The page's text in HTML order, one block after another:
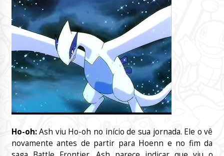
Ho-oh:Ash viu Ho-oh no início de sua jornada. Ele o vê
novamente antes de partir para Hoenn e no fim da